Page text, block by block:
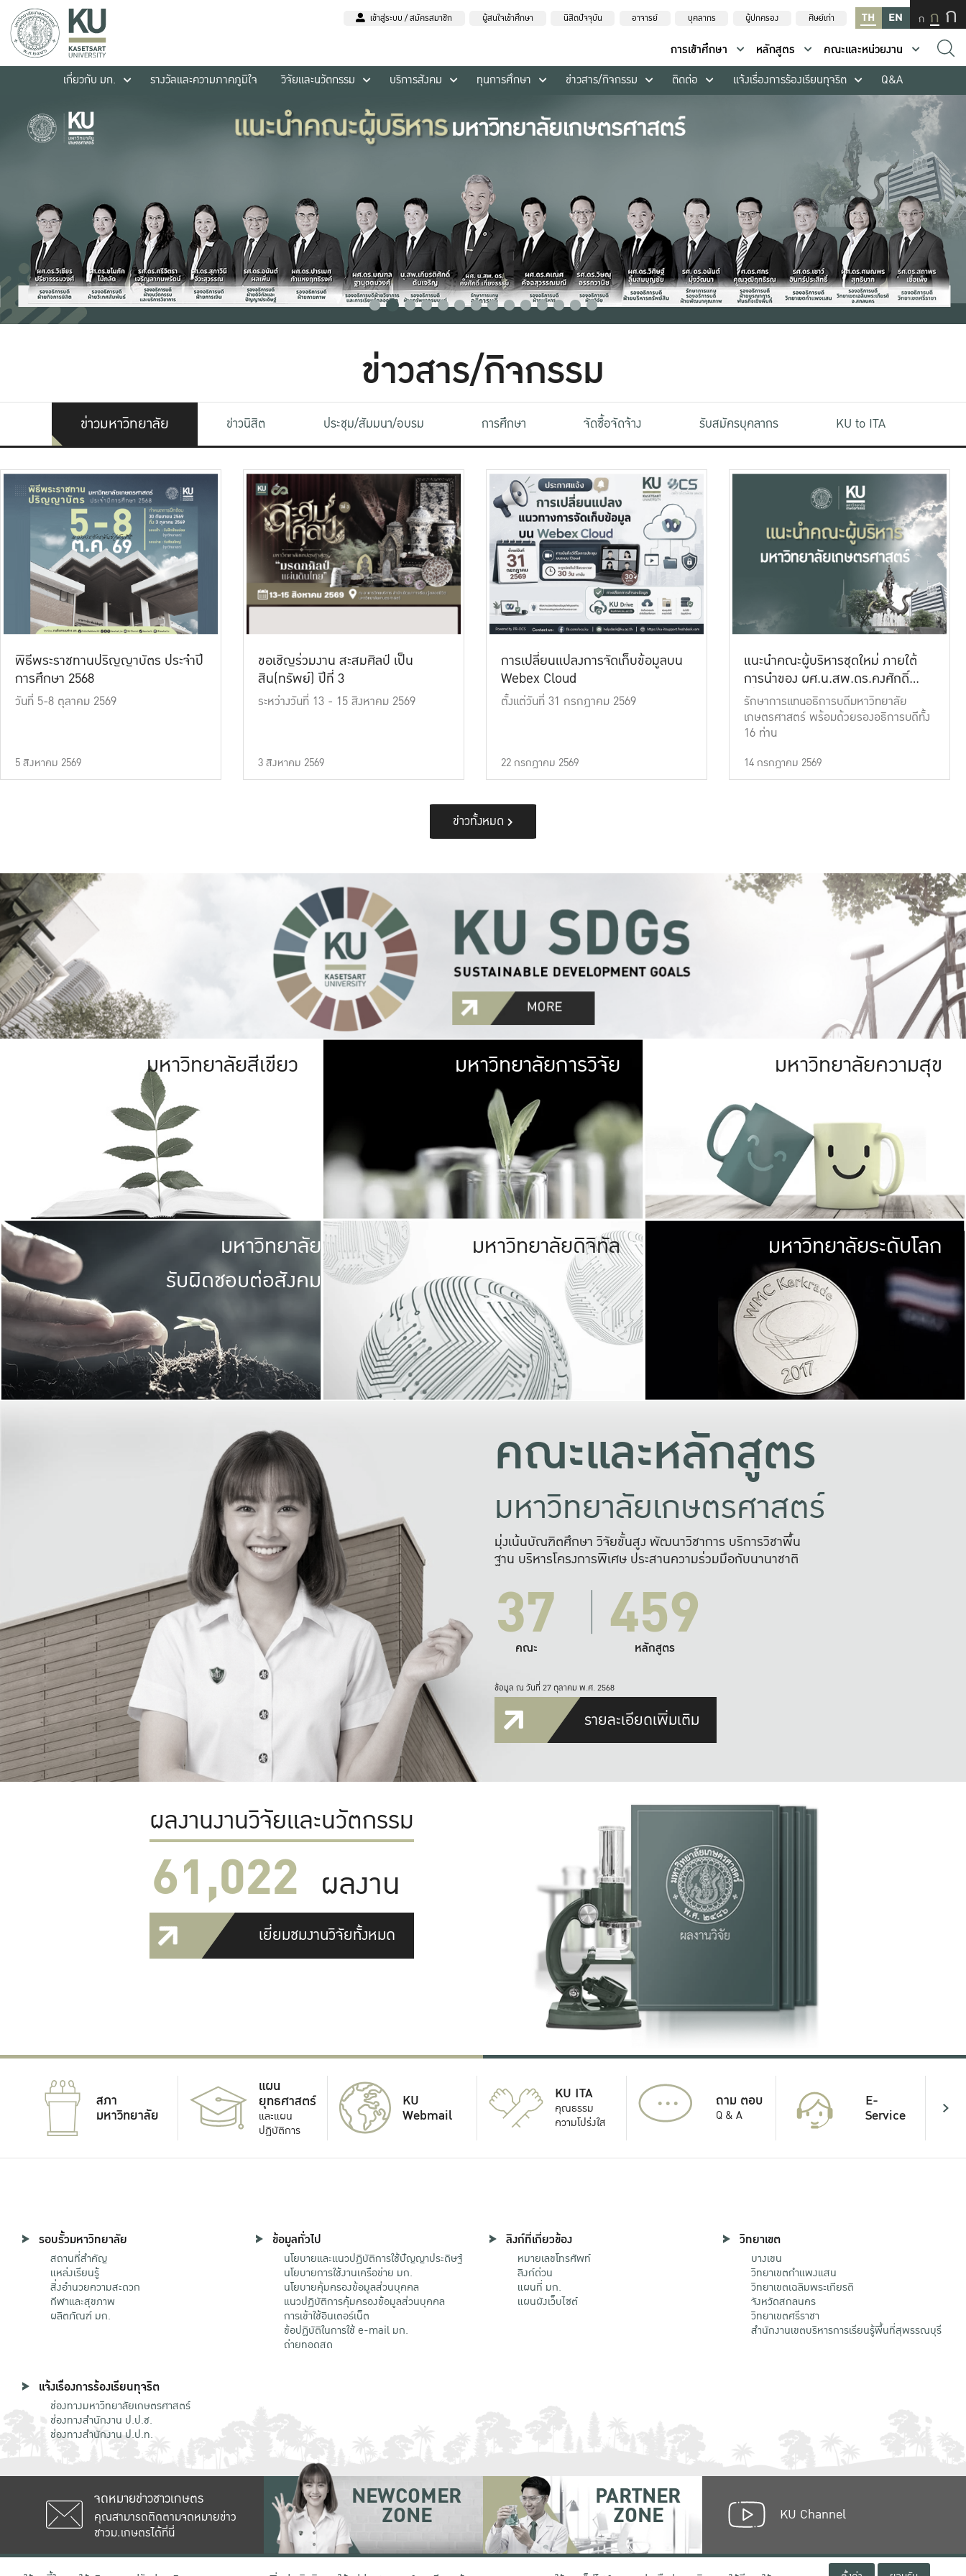
เข้าสู่ระบบ / สมัครสมาชิก ผู้สนใจเข้าศึกษา นิสิตปัจจุบัน อาจารย์ บุคลากร ผู้ปกครอง ศิษย์เก่า TH EN ก ก ก
การเข้าศึกษา หลักสูตร
คณะและหน่วยงาน
เกี่ยวกับ มก.
รางวัลและความภาคภูมิใจ วิจัยและนวัตกรรม บริการสังคม ทุนการศึกษา ข่าวสาร/กิจกรรม ติดต่อ แจ้งเรื่องการร้องเรียนทุจริต Q&A
ข่าวสาร/กิจกรรม
ข่าวมหาวิทยาลัย ข่าวนิสิต ประชุม/สัมมนา/อบรม การศึกษา จัดซื้อจัดจ้าง รับสมัครบุคลากร KU to ITA
พิธีพระราชทานปริญญาบัตร ประจำปี
การศึกษา 2568
วันที่ 5-8 ตุลาคม 2569
5 สิงหาคม 2569
ขอเชิญร่วมงาน สะสมศิลป์ เป็น
สิน(ทรัพย์) ปีที่ 3
ระหว่างวันที่ 13 - 15 สิงหาคม 2569
3 สิงหาคม 2569
การเปลี่ยนแปลงการจัดเก็บข้อมูลบน
Webex Cloud
ตั้งแต่วันที่ 31 กรกฎาคม 2569
22 กรกฎาคม 2569
แนะนำคณะผู้บริหารชุดใหม่ ภายใต้
การนำของ ผศ.น.สพ.ดร.คงศักดิ์
เที่ยงธรรม
รักษาการแทนอธิการบดีมหาวิทยาลัย
เกษตรศาสตร์ พร้อมด้วยรองอธิการบดีทั้ง
16 ท่าน
14 กรกฎาคม 2569
ข่าวทั้งหมด
มหาวิทยาลัยสีเขียว มหาวิทยาลัย
เกษตรศาสตร์ มีพื้นที่เขียวสดใส หนาแน่น
เป็นป่าในเมือง (URBAN FOREST)
เกษตรในเมือง (URBAN AGRICULTURE)
ที่นับรวมกันได้ประมาณ 1,400 ไร่
มหาวิทยาลัยการวิจัย มหาวิทยาลัย
ให้กับประชาชน
มหาวิทยาลัยความสุข
มหาวิทยาลัย
รับผิดชอบต่อสังคม
มหาวิทยาลัยรับผิดชอบต่อสังคม
ร่วมมือกับชุมชน เพื่อความกินดีอยู่ดี
และความสุขอย่างยั่งยืน
มองปัญหาในภาพกว้าง
แก้ไขจากปัญหาจุดเล็กๆ
มหาวิทยาลัยดิจิทัล มหาวิทยา
พร้อมที่จ
และผลักดันในการใช้ระบบส
เพื่อการทำงานแ
มหาวิทยาลัยระดับโลก
คณะและหลักสูตร
มหาวิทยาลัยเกษตรศาสตร์
มุ่งเน้นบัณฑิตศึกษา วิจัยขั้นสูง พัฒนาวิชาการ บริการวิชาพื้น
ฐาน บริหารโครงการพิเศษ ประสานความร่วมมือกับนานาชาติ
37
คณะ 459
หลักสูตร
ข้อมูล ณ วันที่ 27 ตุลาคม พ.ศ. 2568
รายละเอียดเพิ่มเติม
ผลงานงานวิจัยและนวัตกรรม
61,022 ผลงาน
เยี่ยมชมงานวิจัยทั้งหมด
สภา
มหาวิทยาลัย
แผน
ยุทธศาสตร์
และแผน
ปฏิบัติการ
KU
Webmail
KU ITA
คุณธรรม
ความโปร่งใส
... ถาม ตอบ
Q & A
E-
Service
รอบรั้วมหาวิทยาลัย
สถานที่สำคัญ
แหล่งเรียนรู้
สิ่งอำนวยความสะดวก
กีฬาและสุขภาพ
ผลิตภัณฑ์ มก.
ข้อมูลทั่วไป
นโยบายและแนวปฏิบัติการใช้ปัญญาประดิษฐ์
นโยบายการใช้งานเครือข่าย มก.
นโยบายคุ้มครองข้อมูลส่วนบุคคล
แนวปฏิบัติการคุ้มครองข้อมูลส่วนบุคคล
การเข้าใช้อินเตอร์เน็ต
ข้อปฏิบัติในการใช้ e-mail มก.
ถ่ายทอดสด
ลิงก์ที่เกี่ยวข้อง
หมายเลขโทรศัพท์
ลิงก์ด่วน
แผนที่ มก.
แผนผังเว็บไซต์
วิทยาเขต
บางเขน
วิทยาเขตกําแพงแสน
วิทยาเขตเฉลิมพระเกียรติ
จังหวัดสกลนคร
วิทยาเขตศรีราชา
สำนักงานเขตบริหารการเรียนรู้พื้นที่สุพรรณบุรี
แจ้งเรื่องการร้องเรียนทุจริต
ช่องทางมหาวิทยาลัยเกษตรศาสตร์
ช่องทางสำนักงาน ป.ป.ช.
ช่องทางสำนักงาน ป.ป.ท.
จดหมายข่าวชาวเกษตร
คุณสามารถติดตามจดหมายข่าว
ชาวม.เกษตรได้ที่นี่
NEWCOMER
ZONE
PARTNER
ZONE KU Channel